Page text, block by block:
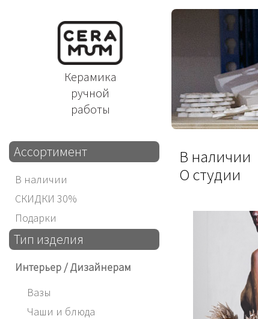
Керамика
ручной
работы
Ассортимент
В наличии
СКИДКИ 30%
Подарки
Тип изделия
Интерьер / Дизайнерам
Вазы
Чаши и блюда
В наличии
О студии